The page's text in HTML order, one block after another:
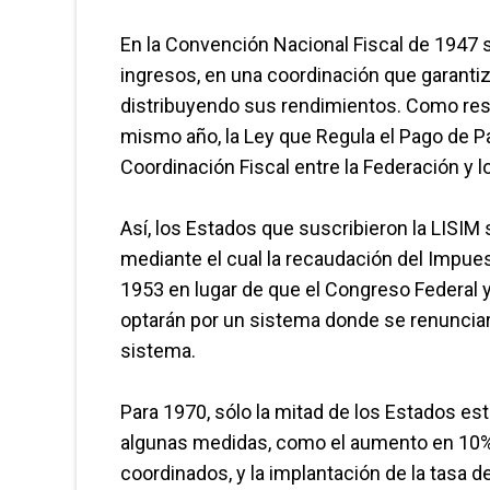
En la Convención Nacional Fiscal de
ingresos, en una coordinación que
distribuyendo sus rendimientos. Como
mismo año, la Ley que Regula el Pago de
Coordinación Fiscal entre la Federación y
Así, los Estados que suscribieron la
mediante el cual la recaudación del
1953 en lugar de que el Congreso
optarán por un sistema donde se
sistema.
Para 1970, sólo la mitad de los Estados
algunas medidas, como el aumento en
coordinados, y la implantación de la tasa